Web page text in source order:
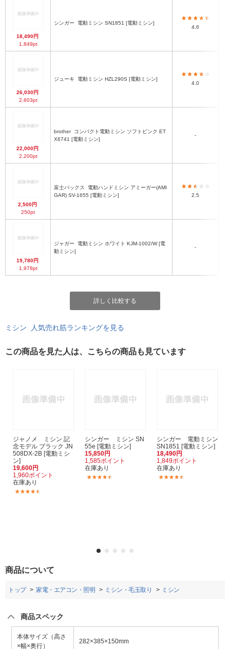
18,490円
1,849pt
シンガー 電動ミシン SN1851 [電動ミシン]
4.6
26,030円
2,603pt
ジューキ 電動ミシン HZL290S [電動ミシン]
4.0
22,000円
2,200pt
brother
X6741 [電動ミシン]
-
2,500円
250pt
富士パックス
GAR) SV-1655 [電動ミシン]
2.5
19,780円
1,978pt
ジャガー
動ミシン]
-
詳しく比較する
ミシン 人気売れ筋ランキングを見る
この商品を見た人は、こちらの商品も見ています
ジャノメ ミシン 記
念モデル ブラック JN
508DX-2B [電動ミシ
ン]
19,600円
1,960ポイント
在庫あり
シンガー ミシン SN
55e [電動ミシン]
15,850円
1,585ポイント
在庫あり
シンガー 電動ミシン
SN1851 [電動ミシン]
18,490円
1,849ポイント
在庫あり
商品について
トップ 家電・エアコン・照明 ミシン・毛玉取り ミシン
商品スペック
本体サイズ（高さ
×幅×奥行）
282×385×150mm